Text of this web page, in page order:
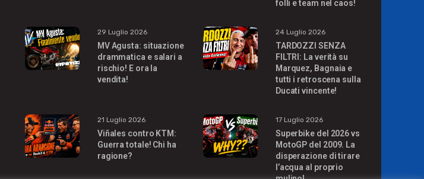
folli e team nel caos!
29 Luglio 2026
MV Agusta: situazione
drammatica e salari a
rischio! E ora la
vendita!
24 Luglio 2026
TARDOZZI SENZA
FILTRI: La verità su
Marquez, Bagnaia e
tutti i retroscena sulla
Ducati vincente!
21 Luglio 2026
Viñales contro KTM:
Guerra totale! Chi ha
ragione?
17 Luglio 2026
Superbike del 2026 vs
MotoGP del 2009. La
disperazione di tirare
l’acqua al proprio